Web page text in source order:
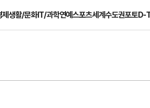
제생활/문화IT/과학연예스포츠세계수도권포토D-